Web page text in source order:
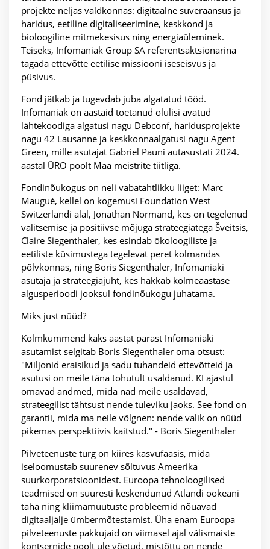
projekte neljas valdkonnas: digitaalne suveräänsus ja
haridus, eetiline digitaliseerimine, keskkond ja
bioloogiline mitmekesisus ning energiaüleminek.
Teiseks, Infomaniak Group SA referentsaktsionärina
tagada ettevõtte eetilise missiooni iseseisvus ja
püsivus.
Fond jätkab ja tugevdab juba algatatud tööd.
Infomaniak on aastaid toetanud olulisi avatud
lähtekoodiga algatusi nagu Debconf, haridusprojekte
nagu 42 Lausanne ja keskkonnaalgatusi nagu Agent
Green, mille asutajat Gabriel Pauni autasustati 2024.
aastal ÜRO poolt Maa meistrite tiitliga.
Fondinõukogus on neli vabatahtlikku liiget: Marc
Maugué, kellel on kogemusi Foundation West
Switzerlandi alal, Jonathan Normand, kes on tegelenud
valitsemise ja positiivse mõjuga strateegiatega Šveitsis,
Claire Siegenthaler, kes esindab ökoloogiliste ja
eetiliste küsimustega tegelevat peret kolmandas
põlvkonnas, ning Boris Siegenthaler, Infomaniaki
asutaja ja strateegiajuht, kes hakkab kolmeaastase
algusperioodi jooksul fondinõukogu juhatama.
Miks just nüüd?
Kolmkümmend kaks aastat pärast Infomaniaki
asutamist selgitab Boris Siegenthaler oma otsust:
"Miljonid eraisikud ja sadu tuhandeid ettevõtteid ja
asutusi on meile täna tohutult usaldanud. KI ajastul
omavad andmed, mida nad meile usaldavad,
strateegilist tähtsust nende tuleviku jaoks. See fond on
garantii, mida ma neile võlgnen: nende valik on nüüd
pikemas perspektiivis kaitstud." - Boris Siegenthaler
Pilveteenuste turg on kiires kasvufaasis, mida
iseloomustab suurenev sõltuvus Ameerika
suurkorporatsioonidest. Euroopa tehnoloogilised
teadmised on suuresti keskendunud Atlandi ookeani
taha ning kliimamuutuste probleemid nõuavad
digitaaljälje ümbermõtestamist. Üha enam Euroopa
pilveteenuste pakkujaid on viimasel ajal välismaiste
kontsernide poolt üle võetud, mistõttu on nende